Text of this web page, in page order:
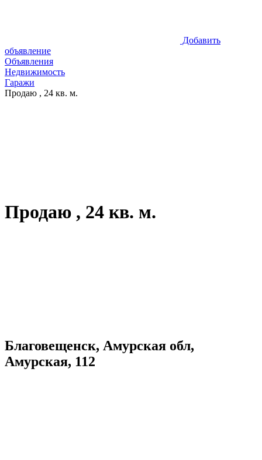
Добавить
объявление
Объявления
Недвижимость
Гаражи
Продаю , 24 кв. м.
Продаю , 24 кв. м.
Благовещенск, Амурская обл,
Амурская, 112